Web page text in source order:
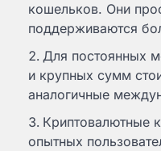
кошельков. Они
поддерживаются
Для постоянных
и крупных сумм
аналогичные
Криптовалютные
опытных